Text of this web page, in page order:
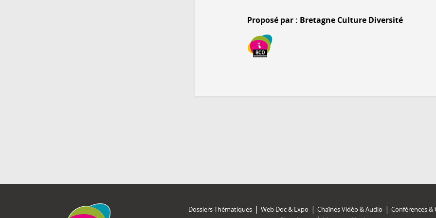
Proposé par : Bretagne Culture Diversité
Dossiers Thématiques Web Doc & Expo Chaînes Vidéo & Audio
Conférences &